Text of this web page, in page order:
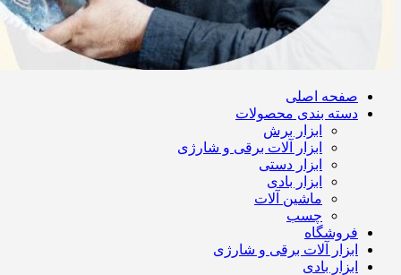
صفحه اصلی
دسته بندی محصولات
ابزار برش
ابزار آلات برقی و شارژی
ابزار دستی
ابزار بادی
ماشین آلات
چسب
فروشگاه
ابزار آلات برقی و شارژی
ابزار بادی